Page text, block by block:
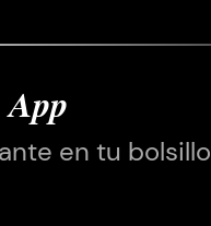
App
en tu bolsillo